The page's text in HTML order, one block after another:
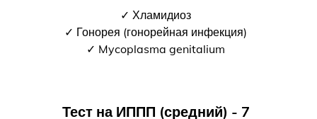
✓ Хламидиоз
✓ Гонорея (гонорейная инфекция)
✓ Mycoplasma genitalium
Тест на ИППП (средний) - 7